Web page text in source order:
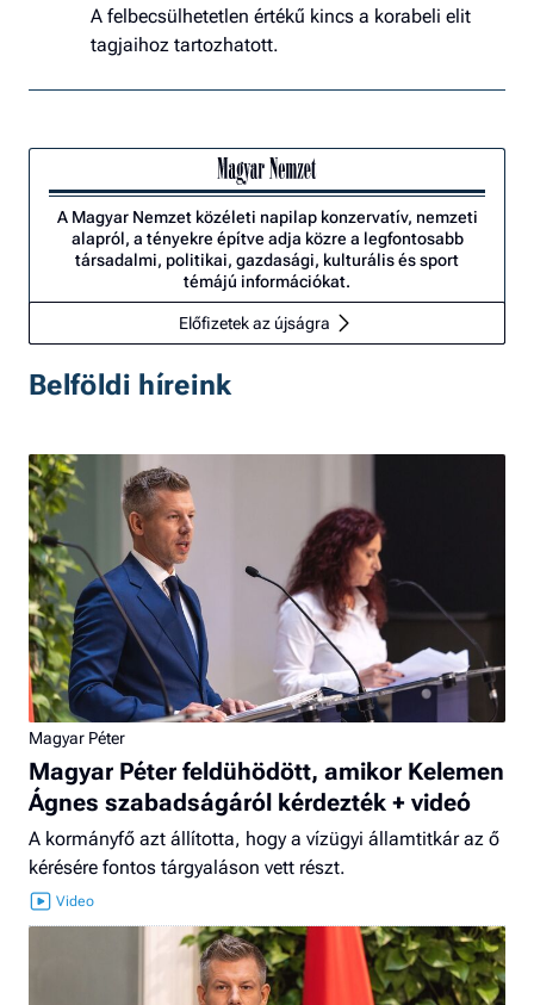
A felbecsülhetetlen értékű kincs a korabeli elit
tagjaihoz tartozhatott.
A Magyar Nemzet közéleti napilap konzervatív, nemzeti
alapról, a tényekre építve adja közre a legfontosabb
társadalmi, politikai, gazdasági, kulturális és sport
témájú információkat.
Előfizetek az újságra
Belföldi híreink
Magyar Péter
Magyar Péter feldühödött, amikor Kelemen
Ágnes szabadságáról kérdezték + videó
A kormányfő azt állította, hogy a vízügyi államtitkár az ő
kérésére fontos tárgyaláson vett részt.